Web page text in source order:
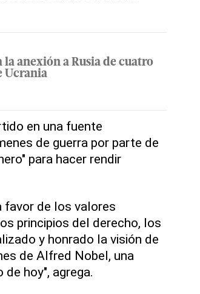
anexión a Rusia de cuatro
Ucrania
en una fuente
de guerra por parte de
para hacer rendir
favor de los valores
principios del derecho, los
y honrado la visión de
de Alfred Nobel, una
hoy", agrega.